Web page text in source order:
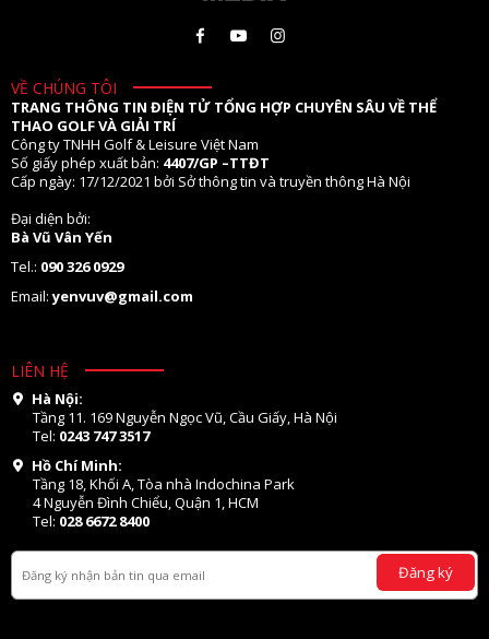
VỀ CHÚNG TÔI
TRANG THÔNG TIN ĐIỆN TỬ TỔNG HỢP CHUYÊN SÂU VỀ THỂ
THAO GOLF VÀ GIẢI TRÍ
Công ty TNHH Golf & Leisure Việt Nam
Số giấy phép xuất bản: 4407/GP –TTĐT
Cấp ngày: 17/12/2021 bởi Sở thông tin và truyền thông Hà Nội
Đại diện bởi:
Bà Vũ Vân Yến
Tel.: 090 326 0929
Email:yenvuv@gmail.com
LIÊN HỆ
Hà Nội:
Tầng 11. 169 Nguyễn Ngọc Vũ, Cầu Giấy, Hà Nội
Tel: 0243 747 3517
Hồ Chí Minh:
Tầng 18, Khối A, Tòa nhà Indochina Park
4 Nguyễn Đình Chiểu, Quận 1, HCM
Tel: 028 6672 8400
Đăng ký